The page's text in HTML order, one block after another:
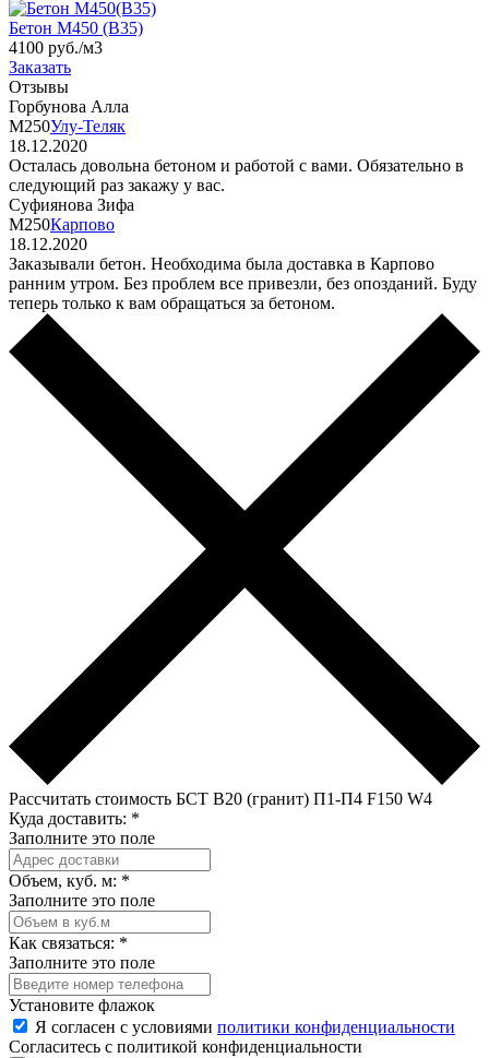
Бетон М450 (B35)
4100 руб./м3
Заказать
Отзывы
Горбунова Алла
М250Улу-Теляк
18.12.2020
Осталась довольна бетоном и работой с вами. Обязательно в
следующий раз закажу у вас.
Суфиянова Зифа
М250Карпово
18.12.2020
Заказывали бетон. Необходима была доставка в Карпово
ранним утром. Без проблем все привезли, без опозданий. Буду
теперь только к вам обращаться за бетоном.
Рассчитать стоимость БСТ В20 (гранит) П1-П4 F150 W4
Куда доставить: *
Заполните это поле
Объем, куб. м: *
Заполните это поле
Как связаться: *
Заполните это поле
Установите флажок
Я согласен с условиями политики конфиденциальности
Согласитесь с политикой конфиденциальности